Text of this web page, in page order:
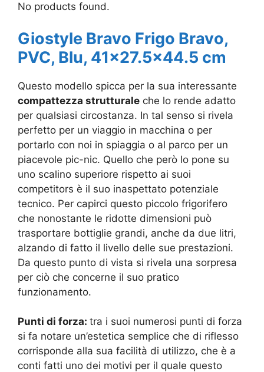
No products found.
Giostyle Bravo Frigo Bravo,
PVC, Blu, 41×27.5×44.5 cm
Questo modello spicca per la sua interessante
compattezza strutturale che lo rende adatto
per qualsiasi circostanza. In tal senso si rivela
perfetto per un viaggio in macchina o per
portarlo con noi in spiaggia o al parco per un
piacevole pic-nic. Quello che però lo pone su
uno scalino superiore rispetto ai suoi
competitors è il suo inaspettato potenziale
tecnico. Per capirci questo piccolo frigorifero
che nonostante le ridotte dimensioni può
trasportare bottiglie grandi, anche da due litri,
alzando di fatto il livello delle sue prestazioni.
Da questo punto di vista si rivela una sorpresa
per ciò che concerne il suo pratico
funzionamento.
Punti di forza: tra i suoi numerosi punti di forza
si fa notare un’estetica semplice che di riflesso
corrisponde alla sua facilità di utilizzo, che è a
conti fatti uno dei motivi per il quale questo